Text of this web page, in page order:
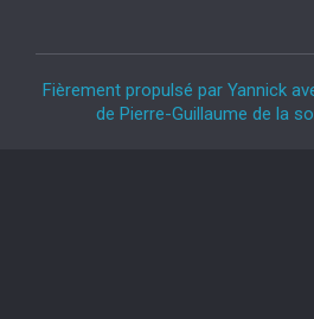
Fièrement propulsé par Yannick
de Pierre-Guillaume de la